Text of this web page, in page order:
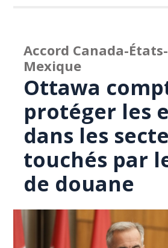
Accord Canada-
Mexique
Ottawa
protéger les
dans les
touchés par
de douane